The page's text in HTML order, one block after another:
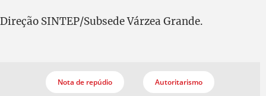
Direção SINTEP/Subsede Várzea Grande.
Nota de repúdio Autoritarismo